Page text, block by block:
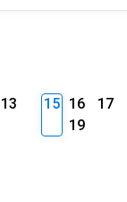
13
15 16 17
19